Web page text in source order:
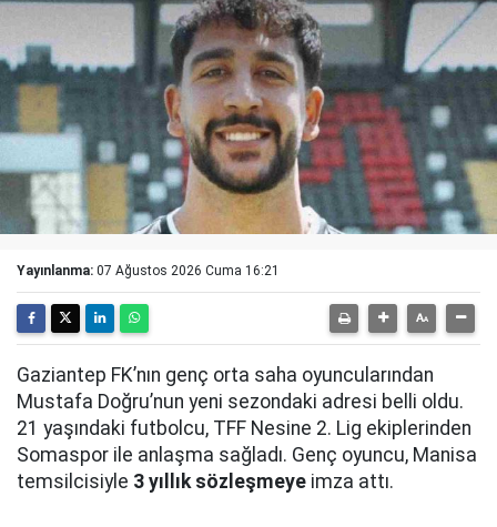
Yayınlanma: 07 Ağustos 2026 Cuma 16:21
Gaziantep FK’nın genç orta saha oyuncularından
Mustafa Doğru’nun yeni sezondaki adresi belli oldu.
21 yaşındaki futbolcu, TFF Nesine 2. Lig ekiplerinden
Somaspor ile anlaşma sağladı. Genç oyuncu, Manisa
temsilcisiyle 3 yıllık sözleşmeye imza attı.